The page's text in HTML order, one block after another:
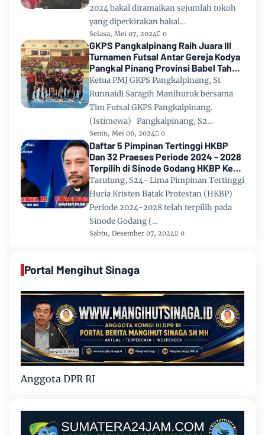
2024 bakal diramaikan sejumlah tokoh
yang diperkirakan bakal…
Selasa, Mei 07, 2024 0
GKPS Pangkalpinang Raih Juara III
Turnamen Futsal Antar Gereja Kodya
Pangkal Pinang Provinsi Babel Tahun
2024
Ketua PMJ GKPS Pangkalpinang, St
Runnaidi Saragih Manihuruk bersama
Tim Futsal GKPS Pangkalpinang.
(Istimewa) Pangkalpinang, S2…
Senin, Mei 06, 2024 0
Daftar 5 Pimpinan Tertinggi HKBP
Dan 32 Praeses Periode 2024 - 2028
Terpilih di Sinode Godang HKBP Ke
67 Tahun 2024
Tarutung, S24- Lima Pimpinan Tertinggi
Huria Kristen Batak Protestan (HKBP)
Periode 2024-2028 telah terpilih pada
Sinode Godang (…
Sabtu, Desember 07, 2024 0
Portal Mengihut Sinaga
Anggota DPR RI